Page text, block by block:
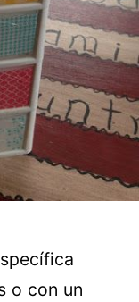
o con un